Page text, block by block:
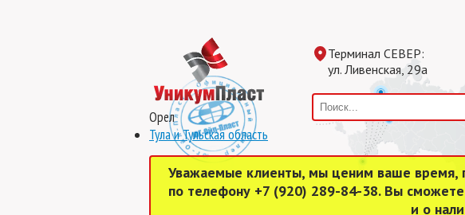
Орел
Тула и Тульская область
Терминал СЕВЕР:
ул. Ливенская, 29а
Уважаемые клиенты, мы ценим ваше время,
по телефону +7 (920) 289-84-38. Вы
и о